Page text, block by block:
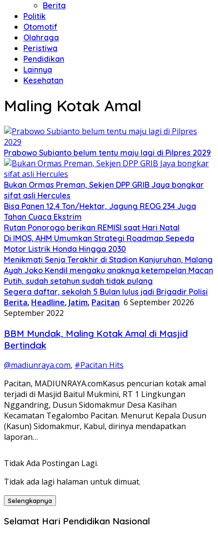
Berita
Politik
Otomotif
Olahraga
Peristiwa
Pendidikan
Lainnya
Kesehatan
Maling Kotak Amal
Prabowo Subianto belum tentu maju lagi di Pilpres 2029
Bukan Ormas Preman, Sekjen DPP GRIB Jaya bongkar
sifat asli Hercules
Bisa Panen 12,4 Ton/Hektar, Jagung REOG 234 Juga
Tahan Cuaca Ekstrim
Rutan Ponorogo berikan REMISI saat Hari Natal
Di IMOS, AHM Umumkan Strategi Roadmap Sepeda
Motor Listrik Honda Hingga 2030
Menikmati Senja Terakhir di Stadion Kanjuruhan, Malang
Ayah Joko Kendil mengaku anaknya ketempelan Macan
Putih, sudah setahun sudah tidak pulang
Segera daftar, sekolah 5 Bulan lulus jadi Brigadir Polisi
Berita, Headline, Jatim, Pacitan 6 September 20226
September 2022
BBM Mundak, Maling Kotak Amal di Masjid
Bertindak
@madiunraya.com, #Pacitan Hits
Pacitan, MADIUNRAYA.comKasus pencurian kotak amal
terjadi di Masjid Baitul Mukmini, RT 1 Lingkungan
Nggandring, Dusun Sidomakmur Desa Kasihan
Kecamatan Tegalombo Pacitan. Menurut Kepala Dusun
(Kasun) Sidomakmur, Kabul, dirinya mendapatkan
laporan…
Tidak Ada Postingan Lagi.
Tidak ada lagi halaman untuk dimuat.
Selengkapnya
Selamat Hari Pendidikan Nasional